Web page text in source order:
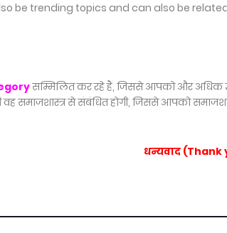
be trending topics and can also be
सम्मिलित कर रहे हैं, जिससे आपको और अधिक
वह समाजशास्त्र से संबंधित होगी, जिससे आपको
धन्यवाद (Thank